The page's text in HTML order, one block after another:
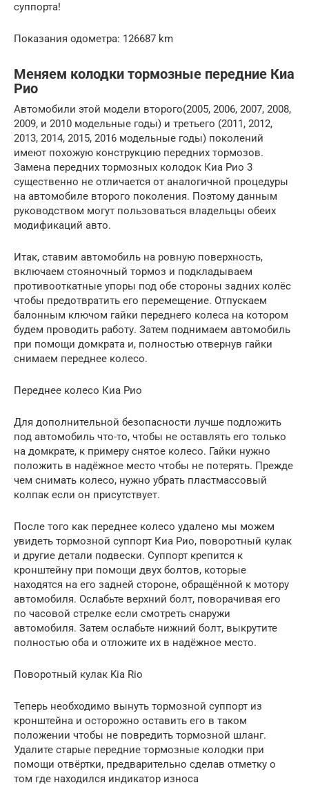
суппорта!
Показания одометра: 126687 km
Меняем колодки тормозные передние Киа
Рио
Автомобили этой модели второго(2005, 2006, 2007, 2008,
2009, и 2010 модельные годы) и третьего (2011, 2012,
2013, 2014, 2015, 2016 модельные годы) поколений
имеют похожую конструкцию передних тормозов.
Замена передних тормозных колодок Киа Рио 3
существенно не отличается от аналогичной процедуры
на автомобиле второго поколения. Поэтому данным
руководством могут пользоваться владельцы обеих
модификаций авто.
Итак, ставим автомобиль на ровную поверхность,
включаем стояночный тормоз и подкладываем
противооткатные упоры под обе стороны задних колёс
чтобы предотвратить его перемещение. Отпускаем
балонным ключом гайки переднего колеса на котором
будем проводить работу. Затем поднимаем автомобиль
при помощи домкрата и, полностью отвернув гайки
снимаем переднее колесо.
Переднее колесо Киа Рио
Для дополнительной безопасности лучше подложить
под автомобиль что-то, чтобы не оставлять его только
на домкрате, к примеру снятое колесо. Гайки нужно
положить в надёжное место чтобы не потерять. Прежде
чем снимать колесо, нужно убрать пластмассовый
колпак если он присутствует.
После того как переднее колесо удалено мы можем
увидеть тормозной суппорт Киа Рио, поворотный кулак
и другие детали подвески. Суппорт крепится к
кронштейну при помощи двух болтов, которые
находятся на его задней стороне, обращённой к мотору
автомобиля. Ослабьте верхний болт, поворачивая его
по часовой стрелке если смотреть снаружи
автомобиля. Затем ослабьте нижний болт, выкрутите
полностью оба и отложите их в надёжное место.
Поворотный кулак Kia Rio
Теперь необходимо вынуть тормозной суппорт из
кронштейна и осторожно оставить его в таком
положении чтобы не повредить тормозной шланг.
Удалите старые передние тормозные колодки при
помощи отвёртки, предварительно сделав отметку о
том где находился индикатор износа